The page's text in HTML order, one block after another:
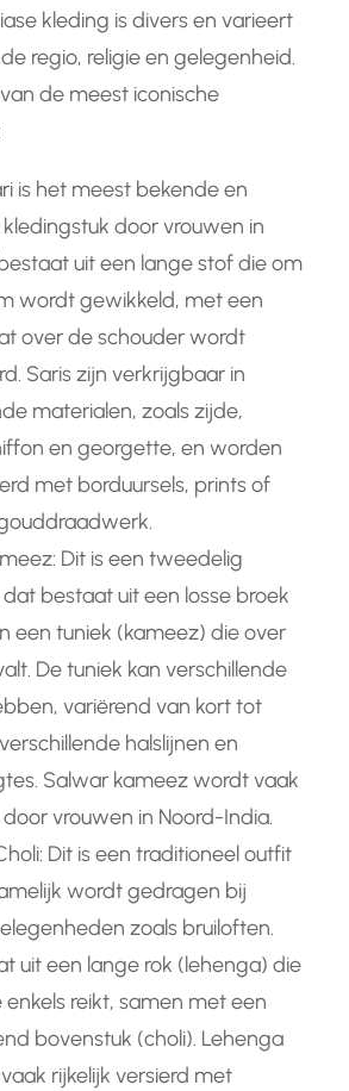
kleding is divers en varieert
regio, religie en gelegenheid.
de meest iconische
is het meest bekende en
door vrouwen in
uit een lange stof die om
wordt gewikkeld, met een
over de schouder wordt
Saris zijn verkrijgbaar in
materialen, zoals zijde,
en georgette, en worden
met borduursels, prints of
Dit is een tweedelig
bestaat uit een losse broek
een tuniek (kameez) die over
De tuniek kan verschillende
variërend van kort tot
halslijnen en
Salwar kameez wordt vaak
vrouwen in Noord-India.
Dit is een traditioneel outfit
wordt gedragen bij
zoals bruiloften.
uit een lange rok (lehenga) die
reikt, samen met een
bovenstuk (choli). Lehenga
vaak rijkelijk versierd met